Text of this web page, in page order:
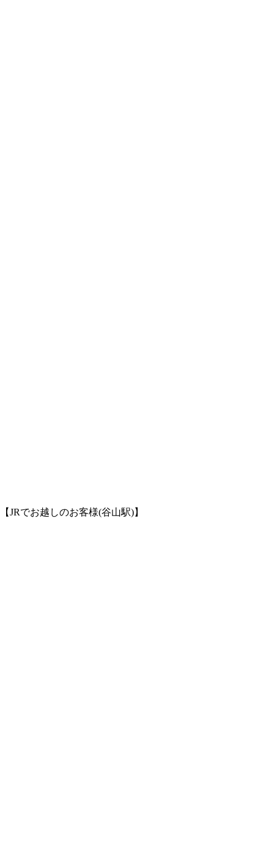
【JRでお越しのお客様(谷山駅)】